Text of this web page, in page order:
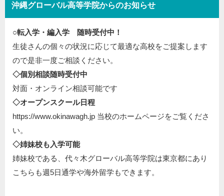
沖縄グローバル高等学院からのお知らせ
○転入学・編入学 随時受付中！
生徒さんの個々の状況に応じて最適な高校をご提案します
ので是非一度ご相談ください。
◇個別相談随時受付中
対面・オンライン相談可能です
◇オープンスクール日程
https://www.okinawagh.jp 当校のホームページをご覧くださ
い。
◇姉妹校も入学可能
姉妹校である、代々木グローバル高等学院は東京都にあり
こちらも週5日通学や海外留学もできます。